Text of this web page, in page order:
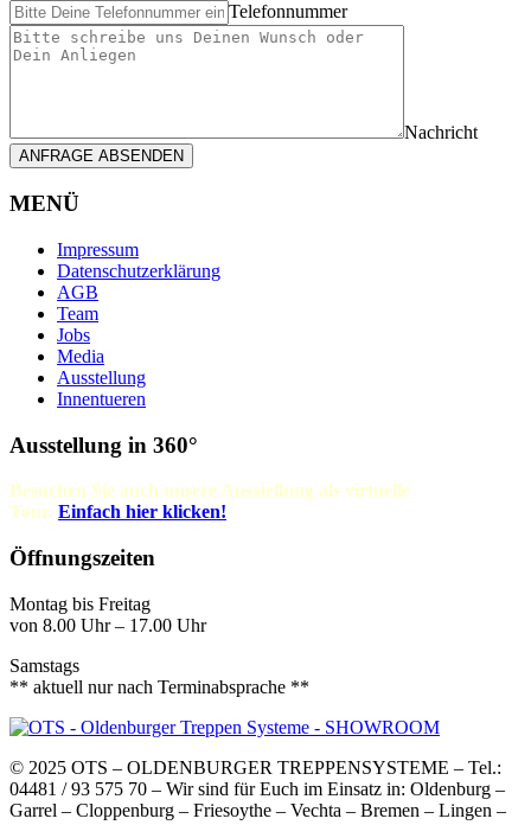
Telefonnummer
Nachricht
ANFRAGE ABSENDEN
MENÜ
Impressum
Datenschutzerklärung
AGB
Team
Jobs
Media
Ausstellung
Innentueren
Ausstellung in 360°
Besuchen Sie auch unsere Ausstellung als virtuelle
Tour. Einfach hier klicken!
Öffnungszeiten
Montag bis Freitag
von 8.00 Uhr – 17.00 Uhr
Samstags
** aktuell nur nach Terminabsprache **
© 2025 OTS – OLDENBURGER TREPPENSYSTEME – Tel.:
04481 / 93 575 70 – Wir sind für Euch im Einsatz in: Oldenburg –
Garrel – Cloppenburg – Friesoythe – Vechta – Bremen – Lingen –